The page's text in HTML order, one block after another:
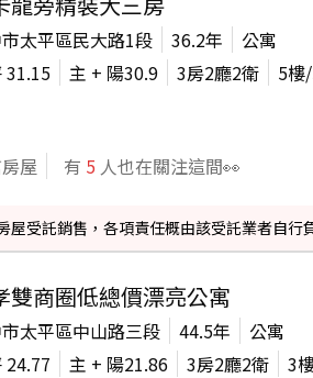
太平區民大路1段 36.2年
公寓
31.15 主 + 陽30.9 3房2廳2衛 5樓/
屋 有 5 人也在關注這間👀
受託銷售，各項責任概由該受託業者自行
雙商圈低總價漂亮公寓
太平區中山路三段 44.5年
公寓
24.77 主 + 陽21.86 3房2廳2衛 3